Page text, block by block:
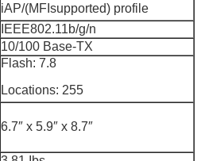
iAP/(MFIsupported) profile
IEEE802.11b/g/n
10/100 Base-TX
Flash: 7.8
Locations: 255
6.7″ x 5.9″ x 8.7″